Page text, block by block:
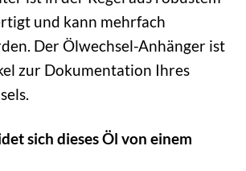
und kann mehrfach
Der Ölwechsel-Anhänger ist
zur Dokumentation Ihres
sich dieses Öl von einem